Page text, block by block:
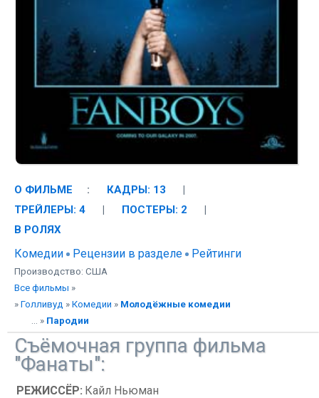
О ФИЛЬМЕ : КАДРЫ: 13
|
ТРЕЙЛЕРЫ: 4
| ПОСТЕРЫ: 2
|
В РОЛЯХ
Комедии Рецензии в разделе Рейтинги
Производство: США
Все фильмы »
» Голливуд » Комедии » Молодёжные комедии
... » Пародии
Съёмочная группа фильма
"Фанаты":
РЕЖИССЁР: Кайл Ньюман